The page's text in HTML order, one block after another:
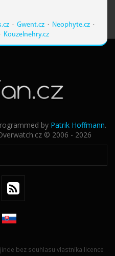
· Gwent.cz· Neophyte.cz·
Kouzelnehry.cz
by Patrik Hoffmann.
© 2006 - 2026
bez souhlasu vlastníka licence